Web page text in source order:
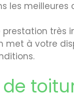
les meilleures
met à votre